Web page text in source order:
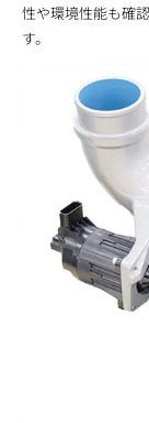
性や環境性能も確
す。